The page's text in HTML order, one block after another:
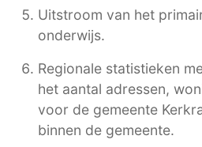
Uitstroom van het
onderwijs.
Regionale statistieken
het aantal adressen,
voor de gemeente
binnen de gemeente.